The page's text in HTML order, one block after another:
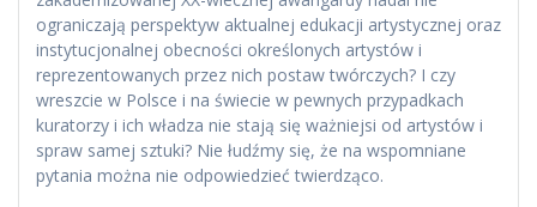
ograniczają perspektyw aktualnej edukacji artystycznej oraz
instytucjonalnej obecności określonych artystów i
reprezentowanych przez nich postaw twórczych? I czy
wreszcie w Polsce i na świecie w pewnych przypadkach
kuratorzy i ich władza nie stają się ważniejsi od artystów i
spraw samej sztuki? Nie łudźmy się, że na wspomniane
pytania można nie odpowiedzieć twierdząco.